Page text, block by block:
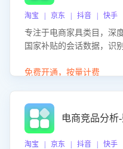
淘宝 | 京东 | 抖音 | 快手
专注于电商家具类目，深
国家补贴的会话数据，识
化策略，助力商家利用国
免费开通，按量计费
电商竞品分析
淘宝 | 京东 | 抖音 | 快手